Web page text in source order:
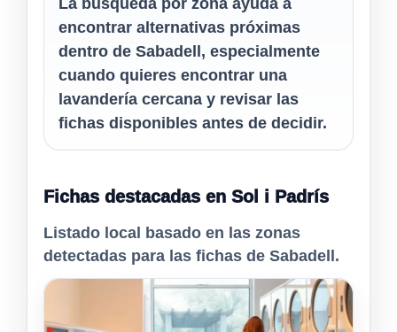
La búsqueda por zona ayuda a
encontrar alternativas próximas
dentro de Sabadell, especialmente
cuando quieres encontrar una
lavandería cercana y revisar las
fichas disponibles antes de decidir.
Fichas destacadas en Sol i Padrís
Listado local basado en las zonas
detectadas para las fichas de Sabadell.